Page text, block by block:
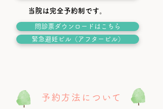
当院は完全予約制です。
問診票ダウンロードはこちら
緊急避妊ピル（アフターピル）
予約方法について